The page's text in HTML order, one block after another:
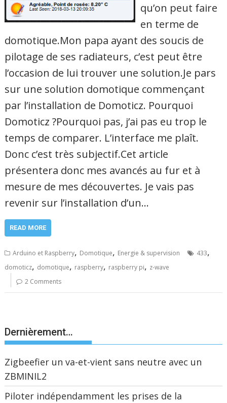
qu’on peut faire
en terme de
domotique.Mon papa ayant des soucis de
pilotage de ses radiateurs, c’est peut être
l’occasion de lui trouver une solution.Je pars
sur une solution domotique commençant
par l’installation de Domoticz. Pourquoi
Domoticz ?Pourquoi pas, j’ai pas eu trop le
temps de comparer. L’interface me plaît.
Donc c’est très subjectif.Cet article
présentera donc mes avancés au fur et à
mesure de mes découvertes. Je vais pas
revenir sur l’installation d’un…
READ MORE
Arduino et Raspberry, Domotique, Energie & supervision 433,
domoticz, domotique, raspberry, raspberry pi, z-wave
2 Comments
Dernièrement…
Zigbeefier un va-et-vient sans neutre avec un
ZBMINIL2
Piloter indépendamment les prises de la